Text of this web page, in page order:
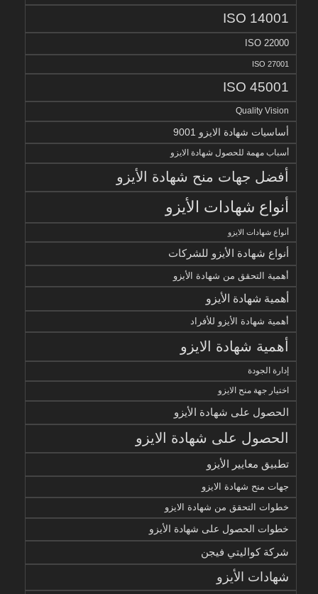
ISO 14001
ISO 22000
ISO 27001
ISO 45001
Quality Vision
أساسيات شهادة الايزو 9001
أسباب مهمة للحصول شهادة الايزو
أفضل جهات منح شهادة الأيزو
أنواع شهادات الأيزو
أنواع شهادات الايزو
أنواع شهادة الأيزو للشركات
أهمية التحقق من شهادة الأيزو
أهمية شهادة الأيزو
أهمية شهادة الأيزو للأفراد
أهمية شهادة الايزو
إدارة الجودة
اختيار جهة منح الايزو
الحصول على شهادة الأيزو
الحصول على شهادة الايزو
تطبيق معايير الأيزو
جهات منح شهادة الايزو
خطوات التحقق من شهادة الايزو
خطوات الحصول على شهادة الأيزو
شركة كواليتي فيجن
شهادات الأيزو